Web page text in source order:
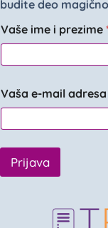
budite deo
Vaše ime i prezime
Vaša e-mail adresa
Prijava